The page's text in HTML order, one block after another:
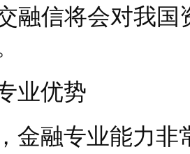
融信将会对我
业优势
金融专业能力非